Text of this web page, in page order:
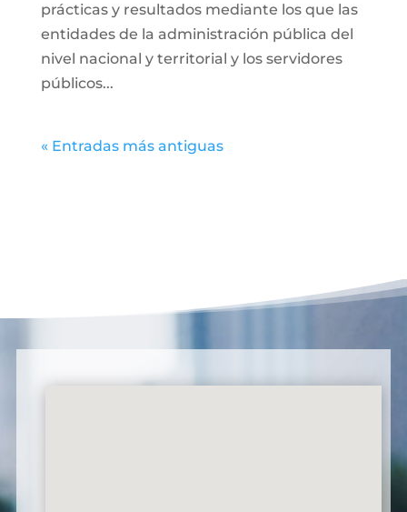
prácticas y resultados mediante los que las
entidades de la administración pública del
nivel nacional y territorial y los servidores
públicos...
« Entradas más antiguas